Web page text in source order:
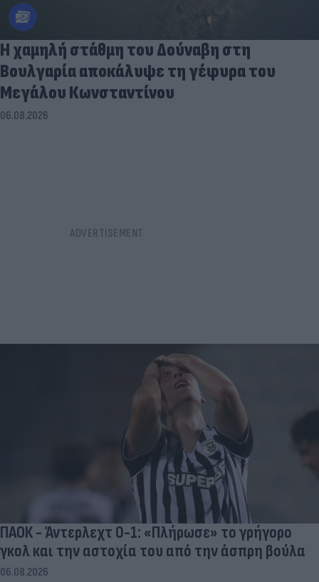
Η χαμηλή στάθμη του Δούναβη στη
Βουλγαρία αποκάλυψε τη γέφυρα του
Μεγάλου Κωνσταντίνου
06.08.2026
ΠΑΟΚ - Άντερλεχτ 0-1: «Πλήρωσε» το γρήγορο
γκολ και την αστοχία του από την άσπρη βούλα
06.08.2026